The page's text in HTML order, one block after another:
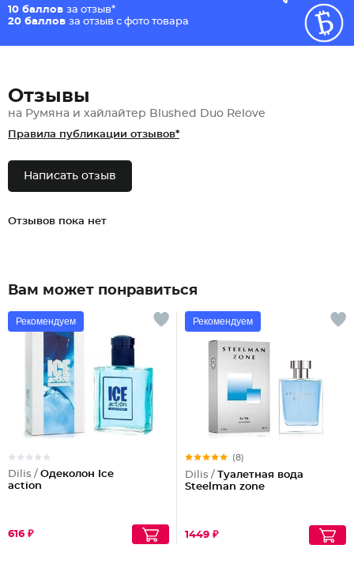
10 баллов за отзыв*
20 баллов за отзыв с фото товара
Отзывы
на Румяна и хайлайтер Blushed Duo Relove
Правила публикации отзывов*
Написать отзыв
Отзывов пока нет
Вам может понравиться
Рекомендуем
Dilis / Одеколон Ice
action
616 ₽
Рекомендуем
(8)
Dilis / Туалетная вода
Steelman zone
1449 ₽